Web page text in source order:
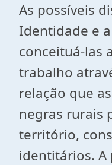
As possíveis
Identidade e
conceituá-las
trabalho
relação que
negras rurais
território,
identitários. A